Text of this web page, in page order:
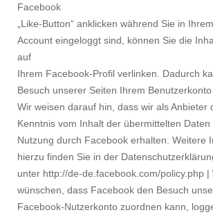
Facebook
„Like-Button“ anklicken während Sie in
Account eingeloggt sind, können Sie die
auf
Ihrem Facebook-Profil verlinken. Dadurch
Besuch unserer Seiten Ihrem
Wir weisen darauf hin, dass wir als Anbieter
Kenntnis vom Inhalt der übermittelten Daten
Nutzung durch Facebook erhalten. Weitere
hierzu finden Sie in der
unter http://de-de.facebook.com/policy.php |
wünschen, dass Facebook den Besuch
Facebook-Nutzerkonto zuordnen kann,